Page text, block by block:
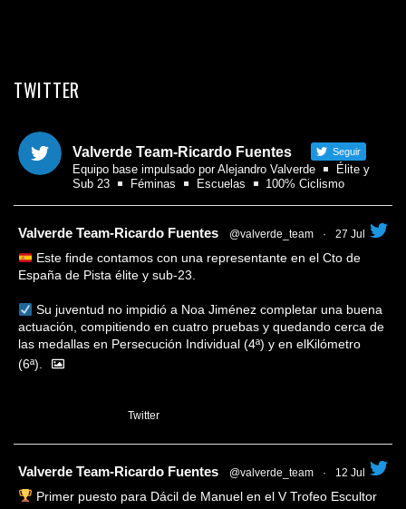
TWITTER
Valverde Team-Ricardo Fuentes Seguir
Equipo base impulsado por Alejandro Valverde
Élite y
Sub 23
Féminas Escuelas 100% Ciclismo
Valverde Team-Ricardo Fuentes @valverde_team · 27 Jul
Este finde contamos con una representante en el Cto de
España de Pista élite y sub-23.
Su juventud no impidió a Noa Jiménez completar una buena
actuación, compitiendo en cuatro pruebas y quedando cerca de
las medallas en Persecución Individual (4ª) y en elKilómetro
(6ª).
Twitter
Valverde Team-Ricardo Fuentes @valverde_team · 12 Jul
Primer puesto para Dácil de Manuel en el V Trofeo Escultor